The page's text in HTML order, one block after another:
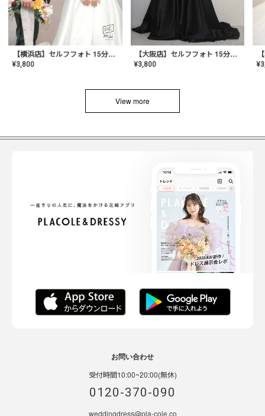
【横浜店】セルフフォト 15分撮り放題プラン
¥3,800
【大阪店】セルフフォト 15分撮り放題プラン
¥3,800 ¥
View more
お問い合わせ
受付時間10:00~20:00(無休)
0120-370-090
weddingdress@pla-cole.co